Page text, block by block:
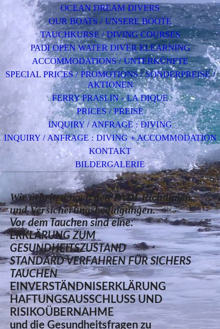
OCEAN DREAM DIVERS
OUR BOATS / UNSERE BOOTE
TAUCHKURSE / DIVING COURSES
PADI OPEN WATER DIVER ELEARNING
ACCOMMODATIONS / UNTERKÜNFTE
SPECIAL PRICES / PROMOTIONS / SONDERPREISE /
AKTIONEN
FERRY PRASLIN - LA DIQUE
PRICES / PREISE
INQUIRY / ANFRAGE : DIVING
INQUIRY / ANFRAGE : DIVING + ACCOMMODATION
KONTAKT
BILDERGALERIE
Wir arbeiten nach den PADI Richtlinien
und Versicherungsbedingungen.
Vor dem Tauchen sind eine:
ERKLÄRUNG ZUM
GESUNDHEITSZUSTAND
STANDARD VERFAHREN FÜR SICHERS
TAUCHEN
EINVERSTÄNDNISERKLÄRUNG
HAFTUNGSAUSSCHLUSS UND
RISIKOÜBERNAHME
und die Gesundheitsfragen zu